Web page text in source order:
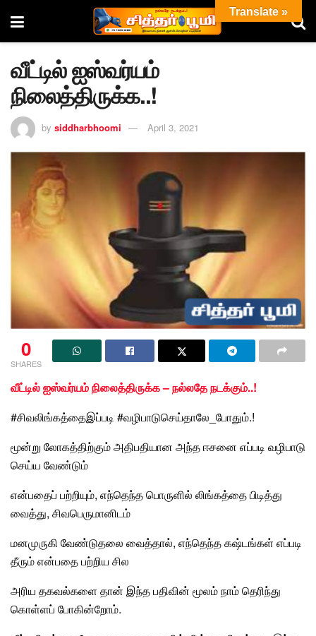
வீட்டில் ஐஸ்வர்யம்
நிலைத்திருக்க..!
by siddharbhoomi April 3, 2021
0
SHARES
வீட்டில் ஐஸ்வர்யம் நிலைத்திருக்க – நல்லதே நடக்கும்..!
#சிவலிங்கத்தைஇப்படி #வழிபாடுசெய்தாலே_போதும்.!
மூன்று லோகத்திற்கும் அதிபதியான அந்தஈசனை எப்படி வழிபாடு
செய்ய வேண்டும்
என்பதைப் பற்றியும், எந்தெந்த பொருளில் லிங்கத்தை பிடித்து
வைத்து, சிவபெருமானிடம்
மனமுருகி வேண்டுதலை வைத்தால், எந்தெந்த கஷ்டங்கள் எப்படி
தீரும் என்பதை பற்றிய சில
அரிய தகவல்களை தான் இந்த பதிவின் மூலம் நாம் தெரிந்து
கொள்ளப் போகின்றோம்.
Translate »